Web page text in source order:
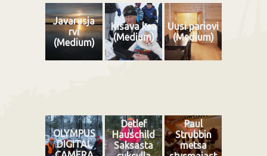
Javarusja
rvi
(Medium)
Kisava kea
(Medium)
Uusi pariovi
(Medium)
OLYMPUS
DIGITAL
Detlef
Hauschild
Saksasta
Paul
Strubbin
metsa